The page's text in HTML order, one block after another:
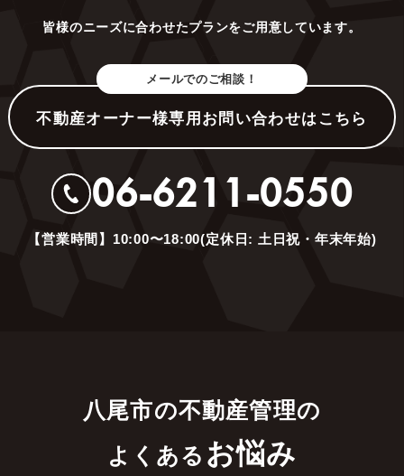
皆様のニーズに合わせたプランをご用意しています。
メールでのご相談！
不動産オーナー様専用お問い合わせはこちら
06-6211-0550
【営業時間】10:00〜18:00(定休日: 土日祝・年末年始)
八尾市の不動産管理の
よくある お悩み